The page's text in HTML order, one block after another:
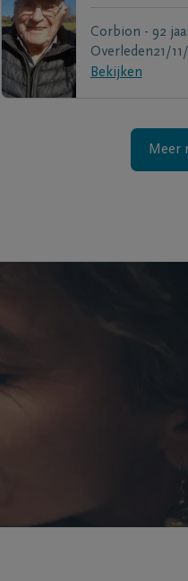
Corbion - 92
Overleden21/
Bekijken
Meer